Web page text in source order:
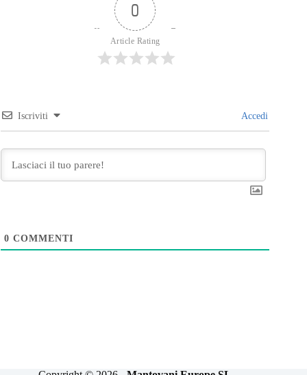
0
Article Rating
Iscriviti Accedi
0 COMMENTI